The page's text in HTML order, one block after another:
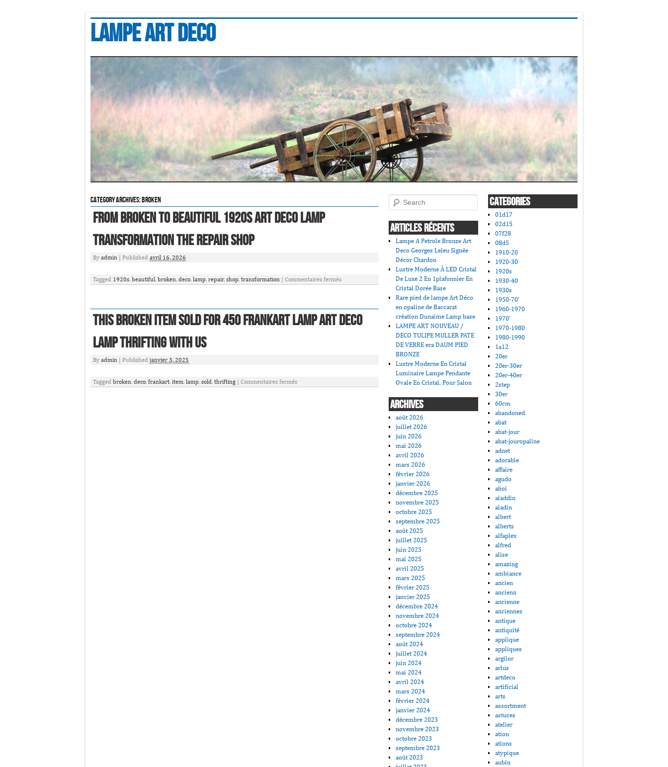
Lampe art deco
Category Archives:broken
From Broken To Beautiful 1920s Art Deco Lamp
Transformation The Repair Shop
By admin Published avril 16, 2026
Tagged 1920s, beautiful, broken, deco, lamp, repair, shop, transformation Commentaires fermés
This Broken Item Sold For 450 Frankart Lamp Art Deco
Lamp Thrifting With Us
By admin Published janvier 3, 2025
Tagged broken, deco, frankart, item, lamp, sold, thrifting Commentaires fermés
Search
ARTICLES RÉCENTS
Lampe A Petrole Bronze Art
Deco Georges Leleu Signée
Décor Chardon
Lustre Moderne À LED Cristal
De Luxe 2 En 1plafonnier En
Cristal Dorée Base
Rare pied de lampe Art Déco
en opaline de Baccarat
création Dunaime Lamp base
LAMPE ART NOUVEAU /
DECO TULIPE MULLER PATE
DE VERRE era DAUM PIED
BRONZE
Lustre Moderne En Cristal
Luminaire Lampe Pendante
Ovale En Cristal, Pour Salon
ARCHIVES
août 2026
juillet 2026
juin 2026
mai 2026
avril 2026
mars 2026
février 2026
janvier 2026
décembre 2025
novembre 2025
octobre 2025
septembre 2025
août 2025
juillet 2025
juin 2025
mai 2025
avril 2025
mars 2025
février 2025
janvier 2025
décembre 2024
novembre 2024
octobre 2024
septembre 2024
août 2024
juillet 2024
juin 2024
mai 2024
avril 2024
mars 2024
février 2024
janvier 2024
décembre 2023
novembre 2023
octobre 2023
septembre 2023
août 2023
CATEGORIES
01d17
02d15
07f28
08d5
1910-20
1920-30
1920s
1930-40
1930s
1950-70'
1960-1970
1970'
1970-1980
1980-1990
1a12
20er
20er-30er
20er-40er
2step
30er
60cm
abandoned
abat
abat-jour
abat-jouropaline
adnet
adorable
affaire
agudo
ahoi
aladdin
aladin
albert
alberts
alfaplex
alfred
alise
amazing
ambiance
ancien
ancienn
ancienne
anciennes
antique
antiquité
applique
appliques
argilor
arlus
artdeco
artificial
arts
assortment
astuces
atelier
ation
ations
atypique
aubin